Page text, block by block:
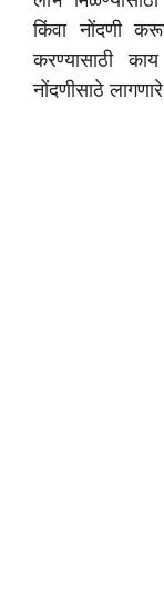
किंवा नोंदणी
करण्यासाठी
नोंदणीसाठे